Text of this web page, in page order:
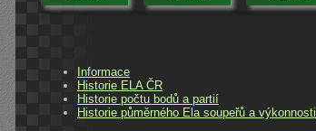
Informace
Historie ELA ČR
Historie počtu bodů a partií
Historie půměrného Ela soupeřů a výkonnosti